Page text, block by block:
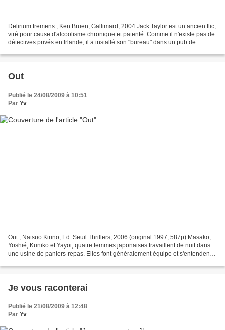
Delirium tremens , Ken Bruen, Gallimard, 2004 Jack Taylor est un ancien flic,
viré pour cause d'alcoolisme chronique et patenté. Comme il n'existe pas de
détectives privés en Irlande, il a installé son "bureau" dans un pub de
Out
Publié le 24/08/2009 à 10:51
Par Yv
Out , Natsuo Kirino, Ed. Seuil Thrillers, 2006 (original 1997, 587p) Masako,
Yoshié, Kuniko et Yayoi, quatre femmes japonaises travaillent de nuit dans
une usine de paniers-repas. Elles font généralement équipe et s'entendent
Je vous raconterai
Publié le 21/08/2009 à 12:48
Par Yv